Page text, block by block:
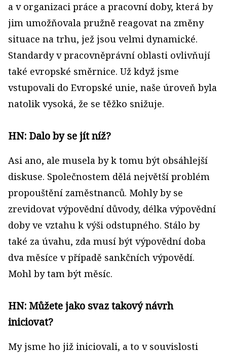
a v organizaci práce a pracovní doby, která by
jim umožňovala pružně reagovat na změny
situace na trhu, jež jsou velmi dynamické.
Standardy v pracovněprávní oblasti ovlivňují
také evropské směrnice. Už když jsme
vstupovali do Evropské unie, naše úroveň byla
natolik vysoká, že se těžko snižuje.
HN: Dalo by se jít níž?
Asi ano, ale musela by k tomu být obsáhlejší
diskuse. Společnostem dělá největší problém
propouštění zaměstnanců. Mohly by se
zrevidovat výpovědní důvody, délka výpovědní
doby ve vztahu k výši odstupného. Stálo by
také za úvahu, zda musí být výpovědní doba
dva měsíce v případě sankčních výpovědí.
Mohl by tam být měsíc.
HN: Můžete jako svaz takový návrh
iniciovat?
My jsme ho již iniciovali, a to v souvislosti